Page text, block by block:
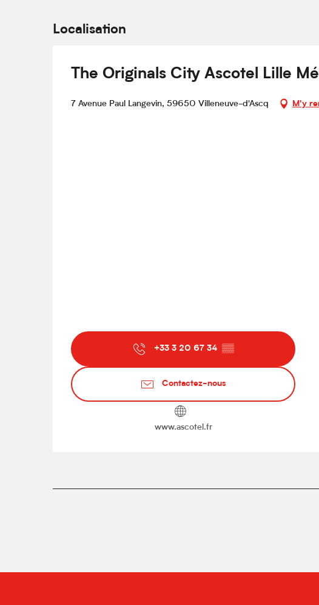
Localisation
The Originals City Ascotel Lille
7 Avenue Paul Langevin, 59650 Villeneuve-d'Ascq M'y
+33 3 20 67 34 ▒▒
Contactez-nous
www.ascotel.fr